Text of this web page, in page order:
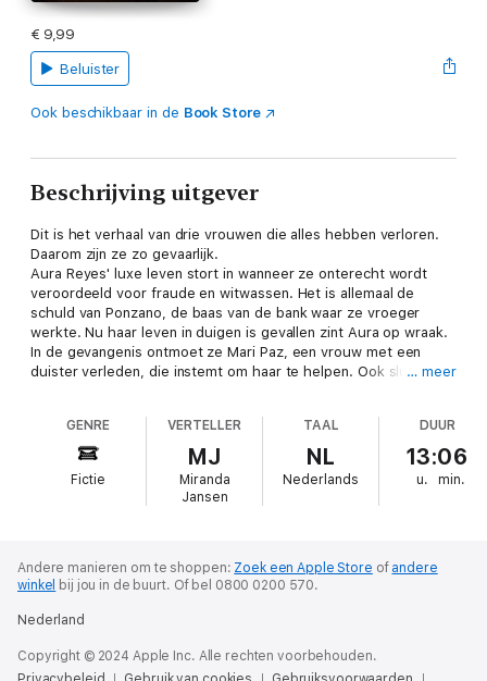
€ 9,99
Beluister
Ook beschikbaar in de Book Store
Beschrijving uitgever
Dit is het verhaal van drie vrouwen die alles hebben verloren.
Daarom zijn ze zo gevaarlijk.
Aura Reyes' luxe leven stort in wanneer ze onterecht wordt
veroordeeld voor fraude en witwassen. Het is allemaal de
schuld van Ponzano, de baas van de bank waar ze vroeger
werkte. Nu haar leven in duigen is gevallen zint Aura op wraak.
In de gevangenis ontmoet ze Mari Paz, een vrouw met een
duister verleden, die instemt om haar te helpen. Ook sluit Sere
redenen om hem tegen te werken.
De drie vrouwen betreden de duistere kant van de bankwereld
om Ponzano te saboteren. Hij heeft slechts één doel voor
ogen: zijn bank fuseren met de grootste bank van Europa om
zo nog machtiger te worden. Hij zal zich door niets laten
In de pers
'Gómez-Jurado schrijft superspannend en steengoed.'
'Gómez-Jurado is zo'n schrijver naar wiens volgende boek
'Filmisch geschreven, vol details en verwijzingen naar
… meer
GENRE
Fictie
VERTELLER
MJ
Miranda
Jansen
TAAL
NL
Nederlands
DUUR
13:06
u. min.
Andere manieren om te shoppen: Zoek een Apple Store of andere
winkel bij jou in de buurt. Of bel 0800 0200 570.
Nederland
Copyright © 2024 Apple Inc. Alle rechten voorbehouden.